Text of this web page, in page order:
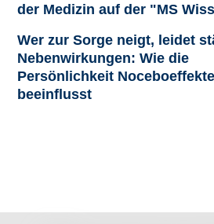
der Medizin auf der "MS
Wer zur Sorge neigt, leidet
Nebenwirkungen: Wie die
Persönlichkeit Noceboeffekte
beeinflusst